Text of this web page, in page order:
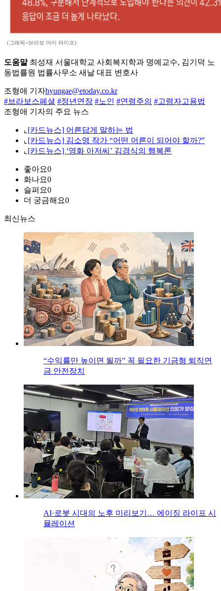
(그래픽=브라보 마이 라이프)
도움말최성재 서울대학교 사회복지학과 명예교수, 김기덕 노
동법률원 법률사무소 새날 대표 변호사
조형애 기자hyungae@etoday.co.kr
#브라보스페셜 #정년연장 #노인 #연령주의 #고령자고용법
조형애 기자의 주요 뉴스
⌞ [카드뉴스] 어른답게 말하는 법
⌞ [카드뉴스] 김소영 작가 “어떤 어른이 되어야 할까?”
⌞ [카드뉴스] ‘영화 아저씨’ 김경식의 행복론
좋아요0
화나요0
슬퍼요0
더 궁금해요0
최신뉴스
“수익률만 높이면 될까” 꼭 필요한 기금형 퇴직연
금 안전장치
AI·로봇 시대의 노후 미리보기… 에이징 라이프 시
뮬레이션